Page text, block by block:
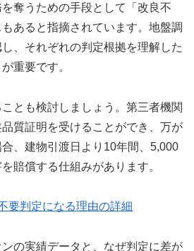
奪うための手段として「改良不
あると指摘されています。地盤調
、それぞれの判定根拠を理解した
重要です。
とも検討しましょう。第三者機関
質証明を受けることができ、万が
、建物引渡日より10年間、5,000
賠償する仕組みがあります。
要判定になる理由の詳細
の実績データと、なぜ判定に差が